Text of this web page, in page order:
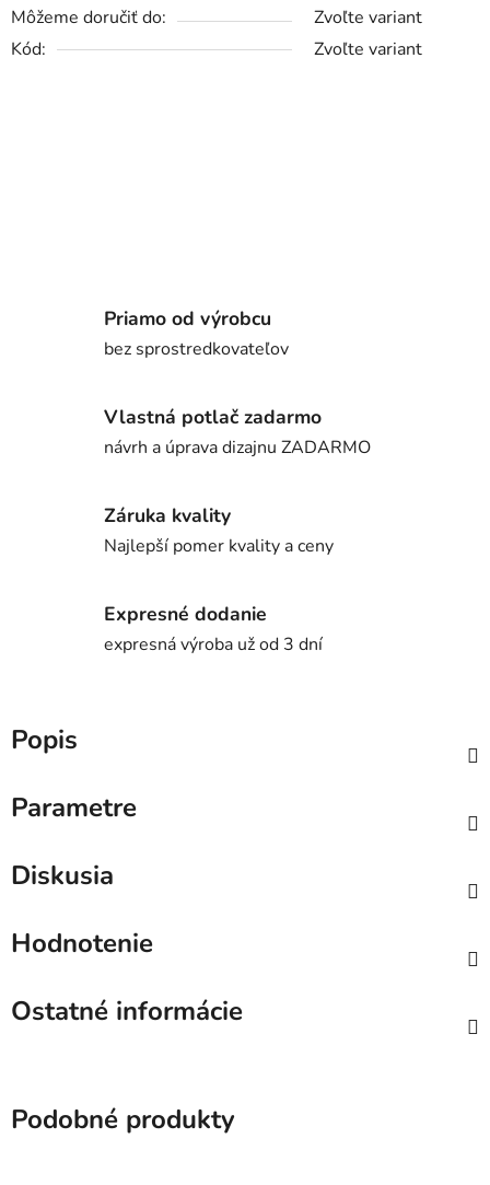
Môžeme doručiť do:
Zvoľte variant
Kód:
Zvoľte variant
Priamo od výrobcu
bez sprostredkovateľov
Vlastná potlač zadarmo
návrh a úprava dizajnu ZADARMO
Záruka kvality
Najlepší pomer kvality a ceny
Expresné dodanie
expresná výroba už od 3 dní
Popis
Parametre
Diskusia
Hodnotenie
Ostatné informácie
Podobné produkty